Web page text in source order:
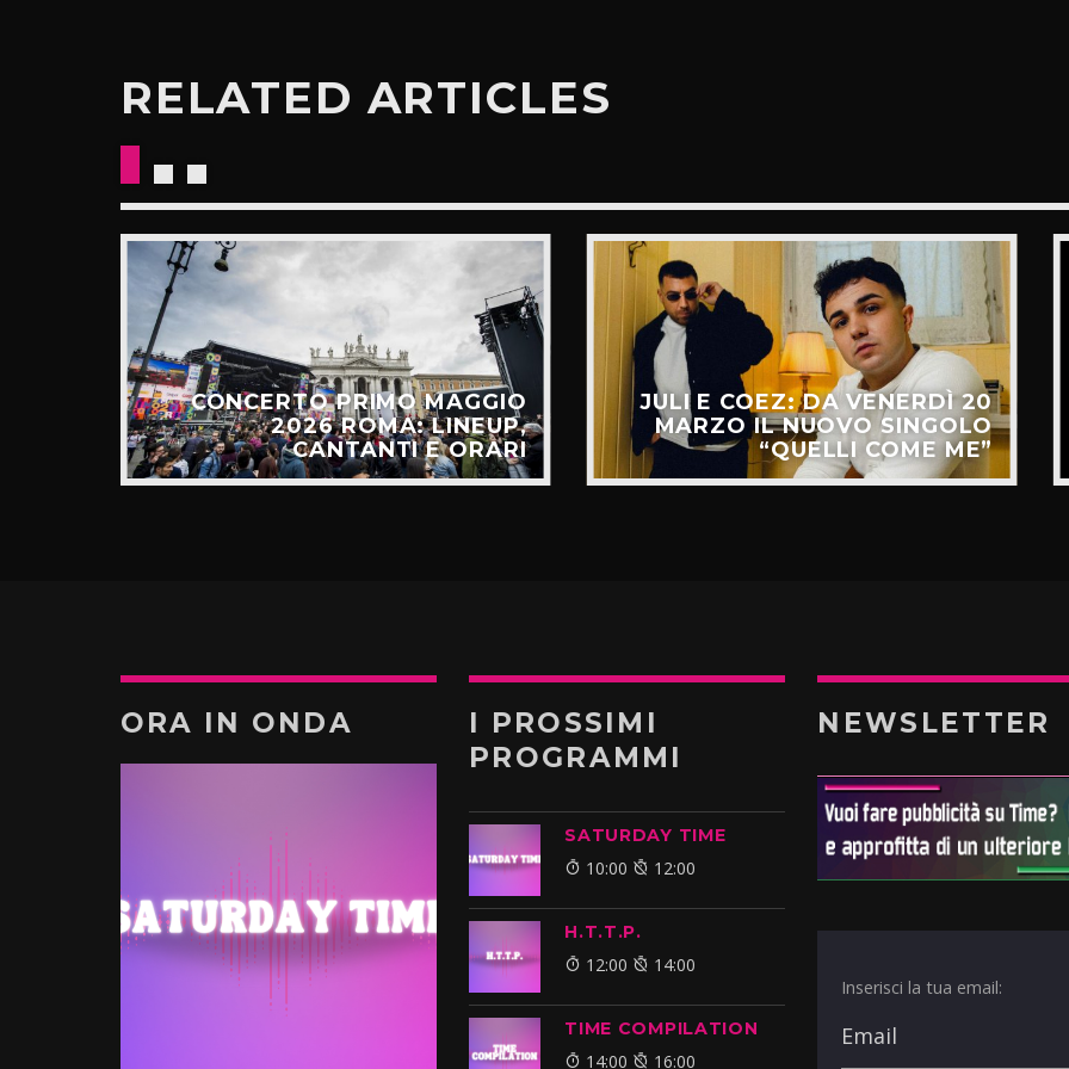
RELATED ARTICLES
CONCERTO PRIMO MAGGIO
2026 ROMA: LINEUP,
CANTANTI E ORARI
JULI E COEZ: DA VENERDÌ 20
MARZO IL NUOVO SINGOLO
“QUELLI COME ME”
ORA IN ONDA
I PROSSIMI
PROGRAMMI
SATURDAY TIME
10:00 12:00
H.T.T.P.
12:00 14:00
TIME COMPILATION
14:00 16:00
NEWSLETTER
Inserisci la tua email: